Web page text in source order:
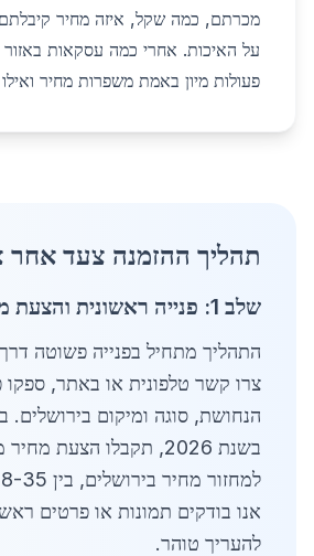
מכרתם, כמה שקל, איזה מחיר
על האיכות. אחרי כמה עסקאות באזור
פעולות מיון באמת משפרות מחיר
תהליך ההזמנה צעד אחר
שלב 1: פנייה ראשונית והצעת מחיר
התהליך מתחיל בפנייה פשוטה דרך
צרו קשר טלפונית או באתר,
בשנת 2026, תקבלו הצעת
אנו בודקים תמונות או פרטים
להעריך טוהר.